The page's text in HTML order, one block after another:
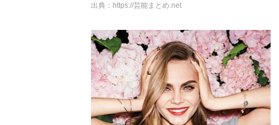
出典： https://芸能まとめ.net